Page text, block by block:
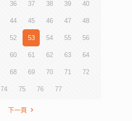
36 37 38 39 40
44 45 46 47 48
52 53 54 55 56
60 61 62 63 64
68 69 70 71 72
74 75 76 77
下一頁